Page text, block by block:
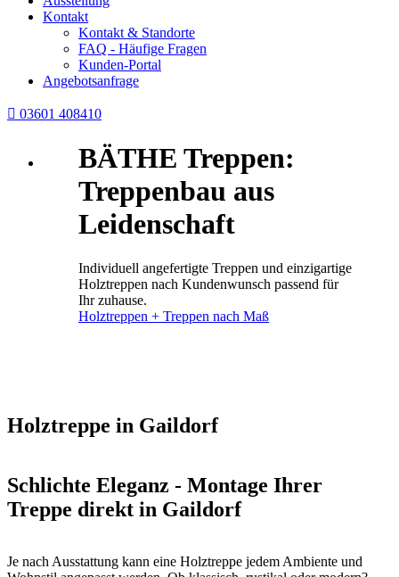
Kontakt
Kontakt & Standorte
FAQ - Häufige Fragen
Kunden-Portal
Angebotsanfrage
 03601 408410
BÄTHE Treppen:
Treppenbau aus
Leidenschaft
Individuell angefertigte Treppen und einzigartige
Holztreppen nach Kundenwunsch passend für
Ihr zuhause.
Holztreppen + Treppen nach Maß
Holztreppe in Gaildorf
Schlichte Eleganz - Montage Ihrer
Treppe direkt in Gaildorf
Je nach Ausstattung kann eine Holztreppe jedem Ambiente und